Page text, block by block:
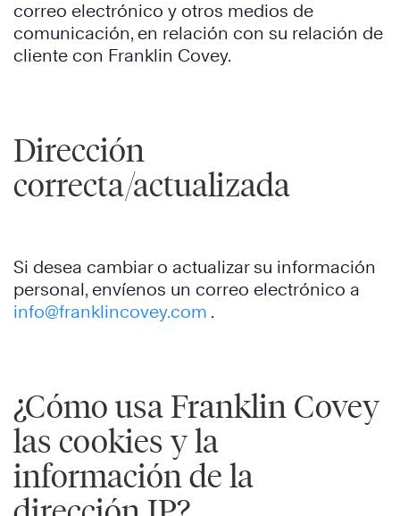
correo electrónico y otros medios de
comunicación, en relación con su relación de
cliente con Franklin Covey.
Dirección
correcta/actualizada
Si desea cambiar o actualizar su información
personal, envíenos un correo electrónico a
info@franklincovey.com .
¿Cómo usa Franklin Covey
las cookies y la
información de la